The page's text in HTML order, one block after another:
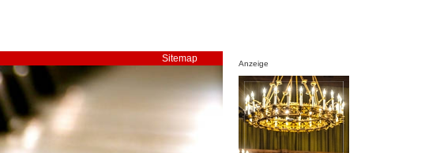
Sitemap Anzeige